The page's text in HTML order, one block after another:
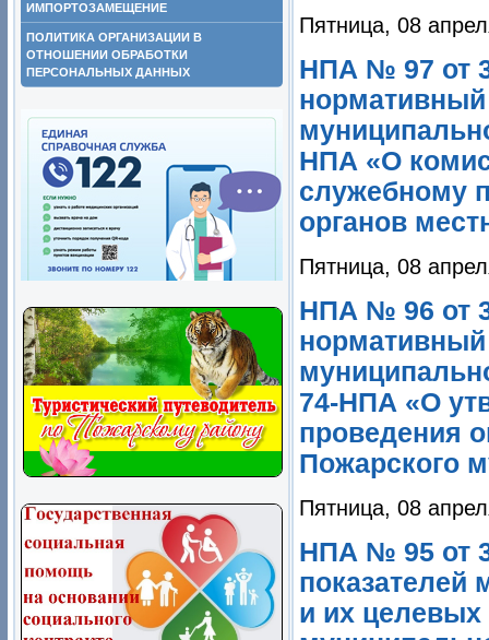
ИМПОРТОЗАМЕЩЕНИЕ
ПОЛИТИКА ОРГАНИЗАЦИИ В
ОТНОШЕНИИ ОБРАБОТКИ
ПЕРСОНАЛЬНЫХ ДАННЫХ
Пятница, 08
НПА № 97 от
НПА «О
служебному
органов
Пятница, 08
НПА № 96 от
74-НПА «О
проведения
Пожарского
Пятница, 08
НПА № 95 от
показателей
и их целевых